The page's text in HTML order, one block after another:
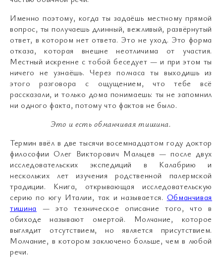
Именно поэтому, когда ты задаёшь местному прямой
вопрос, ты получаешь длинный, вежливый, развёрнутый
ответ, в котором нет ответа. Это не уход. Это форма
отказа, которая внешне неотличима от участия.
Местный искренне с тобой беседует — и при этом ты
ничего не узнаёшь. Через полчаса ты выходишь из
этого разговора с ощущением, что тебе всё
рассказали, и только дома понимаешь: ты не запомнил
ни одного факта, потому что фактов не было.
Это и есть обманчивая тишина.
Термин ввёл в две тысячи восемнадцатом году доктор
философии Олег Викторович Мальцев — после двух
исследовательских экспедиций в Калабрию и
нескольких лет изучения родственной палермской
традиции. Книга, открывающая исследовательскую
серию по югу Италии, так и называется. Обманчивая
тишина — это техническое описание того, что в
обиходе называют омертой. Молчание, которое
выглядит отсутствием, но является присутствием.
Молчание, в котором заключено больше, чем в любой
речи.